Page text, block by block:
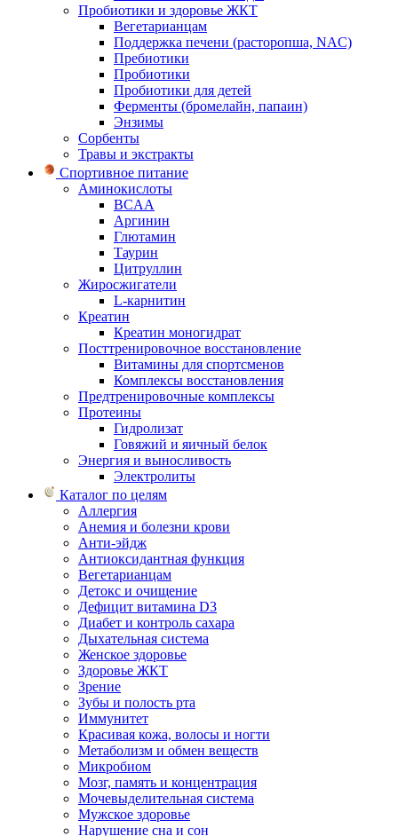
Пробиотики и здоровье ЖКТ
Вегетарианцам
Поддержка печени (расторопша, NAC)
Пребиотики
Пробиотики
Пробиотики для детей
Ферменты (бромелайн, папаин)
Энзимы
Сорбенты
Травы и экстракты
Спортивное питание
Аминокислоты
BCAA
Аргинин
Глютамин
Таурин
Цитруллин
Жиросжигатели
L-карнитин
Креатин
Креатин моногидрат
Посттренировочное восстановление
Витамины для спортсменов
Комплексы восстановления
Предтренировочные комплексы
Протеины
Гидролизат
Говяжий и яичный белок
Энергия и выносливость
Электролиты
Каталог по целям
Аллергия
Анемия и болезни крови
Анти-эйдж
Антиоксидантная функция
Вегетарианцам
Детокс и очищение
Дефицит витамина D3
Диабет и контроль сахара
Дыхательная система
Женское здоровье
Здоровье ЖКТ
Зрение
Зубы и полость рта
Иммунитет
Красивая кожа, волосы и ногти
Метаболизм и обмен веществ
Микробиом
Мозг, память и концентрация
Мочевыделительная система
Мужское здоровье
Нарушение сна и сон